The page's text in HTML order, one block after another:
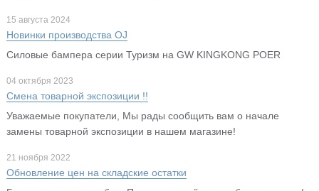
15 августа 2024
Новинки производства OJ
Cиловые бампера серии Туризм на GW KINGKONG POER
04 октября 2023
Смена товарной экспозиции !!
Уважаемые покупатели, Мы рады сообщить вам о начале
замены товарной экспозиции в нашем магазине!
21 ноября 2022
Обновление цен на складские остатки